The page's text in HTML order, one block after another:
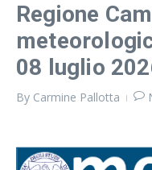
Regione
08 luglio
By Carmine Pallotta